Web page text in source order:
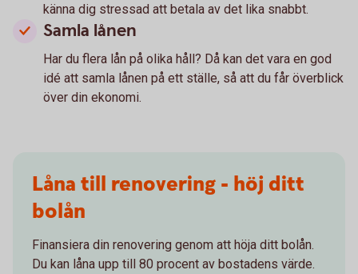
känna dig stressad att betala av det lika snabbt.
Samla lånen
Har du flera lån på olika håll? Då kan det vara en god
idé att samla lånen på ett ställe, så att du får överblick
över din ekonomi.
Låna till renovering - höj ditt
bolån
Finansiera din renovering genom att höja ditt bolån.
Du kan låna upp till 80 procent av bostadens värde.